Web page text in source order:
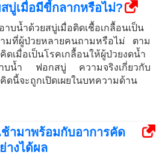
บู่เมื่อมีขี้กลากหรือไม่?
าบน้ำด้วยสบู่เมื่อติดเชื้อเกลื้อนเป็น
มที่ผู้ป่วยหลายคนถามหรือไม่ ตาม
ดเมื่อเป็นโรคเกลื้อนให้ผู้ป่วยงดน้ำ
บน้ำ ฟอกสบู่ ความจริงเกี่ยวกับ
ดนี้จะถูกเปิดเผยในบทความด้าน
ช้ามาพร้อมกับอาการคัด
างได้ผล